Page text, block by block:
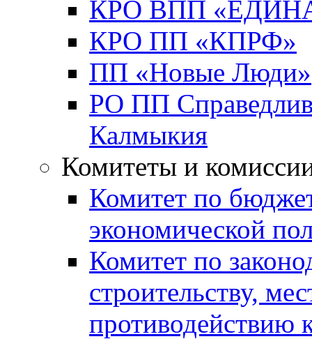
КРО ВПП
КРО ПП «КПРФ»
ПП «Новые Люди»
РО ПП
Калмыкия
Комитеты и
Комитет по
экономической
Комитет по
строительству,
противодействию